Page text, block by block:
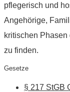
pflegerisch und
Angehörige,
kritischen
zu finden.
Gesetze
§ 217 StGB